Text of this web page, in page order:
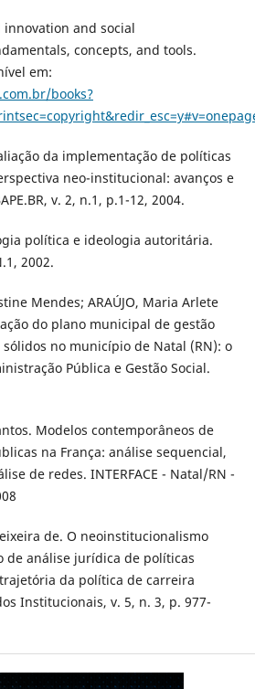
innovation and social
concepts, and tools.
em:
books?
da implementação de políticas
neo-institucional: avanços e
v. 2, n.1, p.1-12, 2004.
política e ideologia autoritária.
2002.
Mendes; ARAÚJO, Maria Arlete
do plano municipal de gestão
no município de Natal (RN): o
Pública e Gestão Social.
Modelos contemporâneos de
na França: análise sequencial,
de redes. INTERFACE - Natal/RN -
de. O neoinstitucionalismo
de análise jurídica de políticas
da política de carreira
Institucionais, v. 5, n. 3, p. 977-